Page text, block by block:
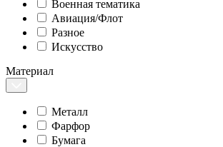
Военная тематика
Авиация/Флот
Разное
Искусство
Материал
Металл
Фарфор
Бумага